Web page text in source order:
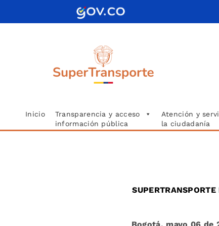
Inicio
Transparencia y acceso
información pública
Atención y
la ciudadanía